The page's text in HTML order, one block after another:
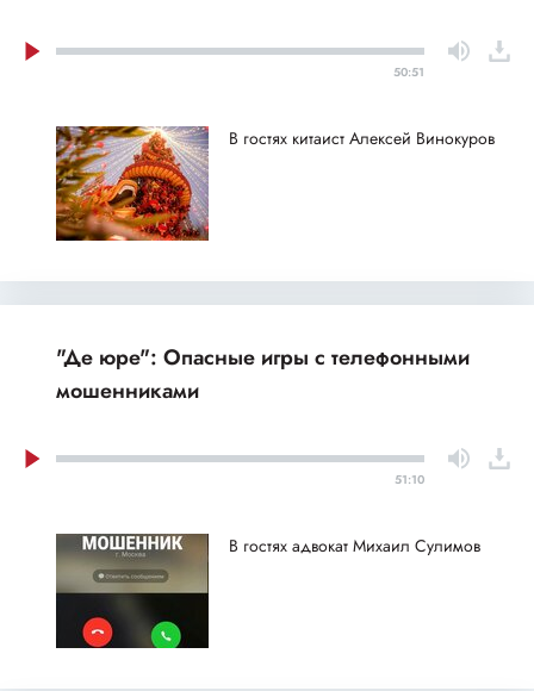
50:51
В гостях китаист Алексей Винокуров
"Де юре": Опасные игры с телефонными
мошенниками
51:10
В гостях адвокат Михаил Сулимов